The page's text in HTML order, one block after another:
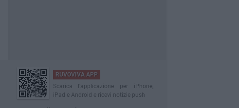
RUVOVIVA APP
Scarica l'applicazione per iPhone,
iPad e Android e ricevi notizie push